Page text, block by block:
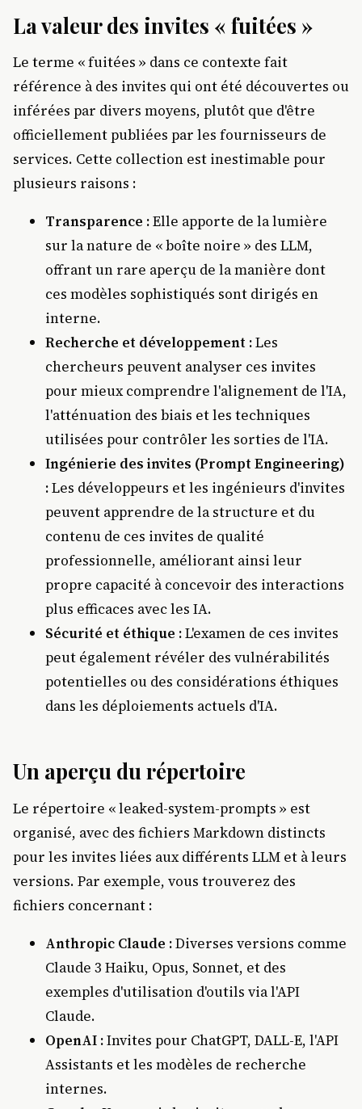
La valeur des invites « fuitées »
Le terme « fuitées » dans ce contexte fait
référence à des invites qui ont été découvertes ou
inférées par divers moyens, plutôt que d'être
officiellement publiées par les fournisseurs de
services. Cette collection est inestimable pour
plusieurs raisons :
Transparence :Elle apporte de la lumière
sur la nature de « boîte noire » des LLM,
offrant un rare aperçu de la manière dont
ces modèles sophistiqués sont dirigés en
interne.
Recherche et développement :Les
chercheurs peuvent analyser ces invites
pour mieux comprendre l'alignement de l'IA,
l'atténuation des biais et les techniques
utilisées pour contrôler les sorties de l'IA.
Ingénierie des invites (Prompt Engineering)
:Les développeurs et les ingénieurs d'invites
peuvent apprendre de la structure et du
contenu de ces invites de qualité
professionnelle, améliorant ainsi leur
propre capacité à concevoir des interactions
plus efficaces avec les IA.
Sécurité et éthique :L'examen de ces invites
peut également révéler des vulnérabilités
potentielles ou des considérations éthiques
dans les déploiements actuels d'IA.
Un aperçu du répertoire
Le répertoire « leaked-system-prompts » est
organisé, avec des fichiers Markdown distincts
pour les invites liées aux différents LLM et à leurs
versions. Par exemple, vous trouverez des
fichiers concernant :
Anthropic Claude :Diverses versions comme
Claude 3 Haiku, Opus, Sonnet, et des
exemples d'utilisation d'outils via l'API
Claude.
OpenAI :Invites pour ChatGPT, DALL-E, l'API
Assistants et les modèles de recherche
internes.